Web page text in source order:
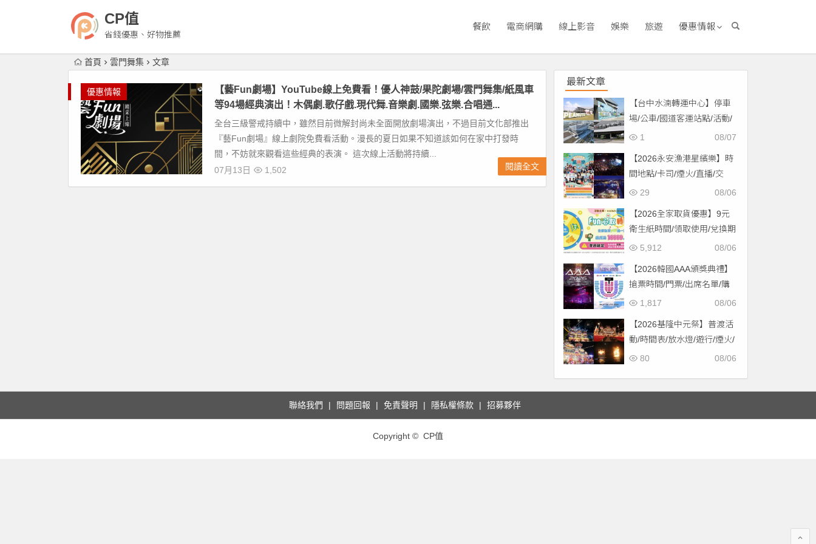
CP值
省錢優惠、好物推薦
餐飲 電商網購 線上影音 娛樂 旅遊 優惠情報
首頁 雲門舞集 文章
優惠情報
【藝Fun劇場】YouTube線上免費看！優人神鼓/果陀劇場/雲門舞集/紙風車
等94場經典演出！木偶劇.歌仔戲.現代舞.音樂劇.國樂.弦樂.合唱通...
全台三級警戒持續中，雖然目前微解封尚未全面開放劇場演出，不過目前文化部推出
『藝Fun劇場』線上劇院免費看活動。漫長的夏日如果不知道該如何在家中打發時
間，不妨就來觀看這些經典的表演。 這次線上活動將持續...
07月13日
1,502 閱讀全文
最新文章
【台中水湳轉運中心】停車
場/公車/國道客運站點/活動/
交通，啟用免費停車！ 08/07
1
【2026永安漁港星繽樂】時
間地點/卡司/煙火/直播/交
通，免費入場！
08/06
29
【2026全家取貨優惠】9元
衛生紙時間/領取使用/兌換期
限一次看！
08/06
5,912
【2026韓國AAA頒獎典禮】
搶票時間/門票/出席名單/購
票一次看！
08/06
1,817
【2026基隆中元祭】普渡活
動/時間表/放水燈/遊行/煙火/
交通一次看！
08/06
80
聯絡我們 問題回報 免責聲明 隱私權條款 招募夥伴
Copyright © CP值